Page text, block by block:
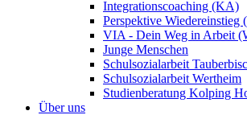
Integrationscoaching (KA)
Perspektive Wiedereinstieg (
VIA - Dein Weg in Arbeit
Junge Menschen
Schulsozialarbeit
Schulsozialarbeit Wertheim
Studienberatung Kolping
Über uns